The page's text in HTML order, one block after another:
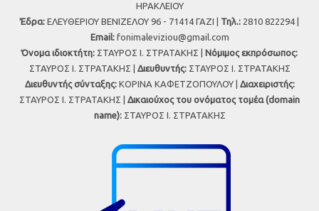
ΗΡΑΚΛΕΙΟΥ
Έδρα: ΕΛΕΥΘΕΡΙΟΥ ΒΕΝΙΖΕΛΟΥ 96 - 71414 ΓΑΖΙ | Τηλ.: 2810 822294 |
Εmail: fonimaleviziou@gmail.com
Όνομα ιδιοκτήτη: ΣΤΑΥΡΟΣ Ι. ΣΤΡΑΤΑΚΗΣ | Νόμιμος εκπρόσωπος:
ΣΤΑΥΡΟΣ Ι. ΣΤΡΑΤΑΚΗΣ | Διευθυντής:ΣΤΑΥΡΟΣ Ι. ΣΤΡΑΤΑΚΗΣ
Διευθυντής σύνταξης:ΚΟΡΙΝΑ ΚΑΦΕΤΖΟΠΟΥΛΟΥ | Διαχειριστής:
ΣΤΑΥΡΟΣ Ι. ΣΤΡΑΤΑΚΗΣ | Δικαιούχος του ονόματος τομέα (domain
name):ΣΤΑΥΡΟΣ Ι. ΣΤΡΑΤΑΚΗΣ